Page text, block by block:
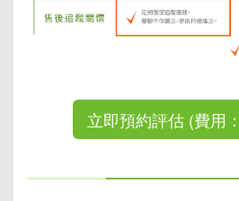
立即預約評估 (費用